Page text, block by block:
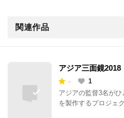
関連作品
アジア三面鏡
-
1
アジアの監督3名が
を製作するプロジェ